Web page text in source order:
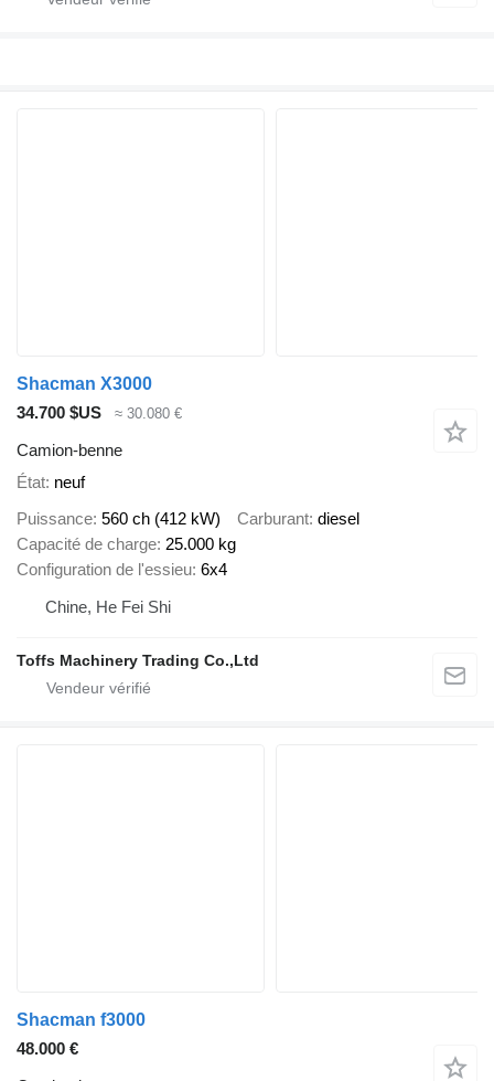
Shacman X3000
34.700 $US
≈ 30.080 €
Camion-benne
État neuf
Puissance 560 ch (412 kW) Carburant diesel
Capacité de charge 25.000 kg
Configuration de l'essieu 6x4
Chine, He Fei Shi
Toffs Machinery Trading Co.,Ltd
Shacman f3000
48.000 €